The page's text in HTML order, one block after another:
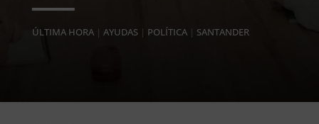
ÚLTIMA HORA| AYUDAS| POLÍTICA| SANTANDER